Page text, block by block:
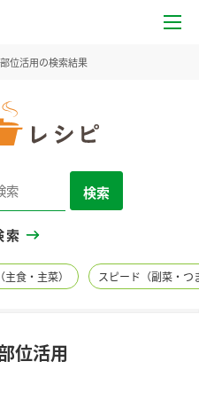
位活用の検索結果
検索
索
食・主菜） スピード（副菜・つ
位活用